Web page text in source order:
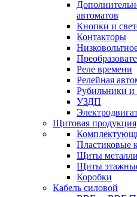
автоматов
Кнопки и
Контакторы
Реле времени
Релейная
Рубильники и
УЗДП
Щитовая
Пластиковые
Щиты
Щиты
Коробки
Кабель силовой